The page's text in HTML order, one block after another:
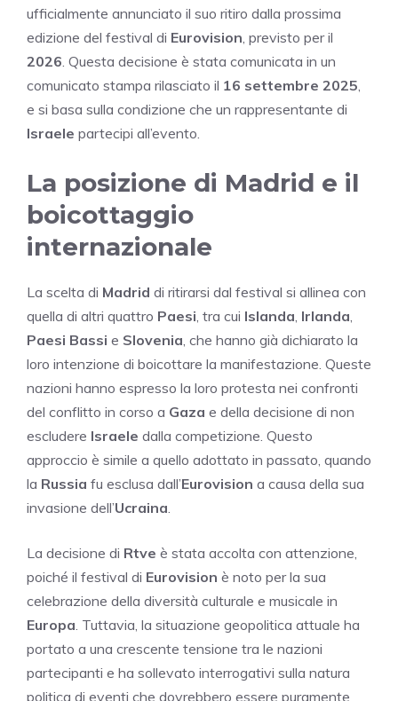
ufficialmente annunciato il suo ritiro dalla prossima
edizione del festival di Eurovision, previsto per il
2026. Questa decisione è stata comunicata in un
comunicato stampa rilasciato il 16 settembre 2025,
e si basa sulla condizione che un rappresentante di
Israele partecipi all’evento.
La posizione di Madrid e il
boicottaggio
internazionale
La scelta di Madrid di ritirarsi dal festival si allinea con
quella di altri quattro Paesi, tra cui Islanda, Irlanda,
Paesi Bassi e Slovenia, che hanno già dichiarato la
loro intenzione di boicottare la manifestazione. Queste
nazioni hanno espresso la loro protesta nei confronti
del conflitto in corso a Gaza e della decisione di non
escludere Israele dalla competizione. Questo
approccio è simile a quello adottato in passato, quando
la Russia fu esclusa dall’Eurovision a causa della sua
invasione dell’Ucraina.
La decisione di Rtve è stata accolta con attenzione,
poiché il festival di Eurovision è noto per la sua
celebrazione della diversità culturale e musicale in
Europa. Tuttavia, la situazione geopolitica attuale ha
portato a una crescente tensione tra le nazioni
partecipanti e ha sollevato interrogativi sulla natura
politica di eventi che dovrebbero essere puramente